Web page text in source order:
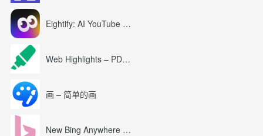
Eightify: AI YouTube Summary with ChatGPT
Web Highlights – PDF & Web Highlighter
画 – 简单的画
New Bing Anywhere (Bing Chat GPT-4)